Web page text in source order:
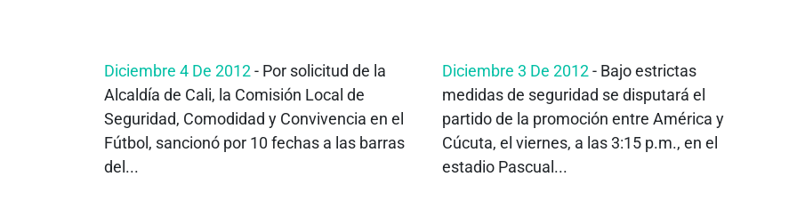
Diciembre 4 De 2012- Por solicitud de la
Alcaldía de Cali, la Comisión Local de
Seguridad, Comodidad y Convivencia en el
Fútbol, sancionó por 10 fechas a las barras
del...
Diciembre 3 De 2012- Bajo estrictas
medidas de seguridad se disputará el
partido de la promoción entre América y
Cúcuta, el viernes, a las 3:15 p.m., en el
estadio Pascual...